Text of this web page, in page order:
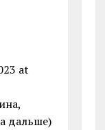
at
дальше)